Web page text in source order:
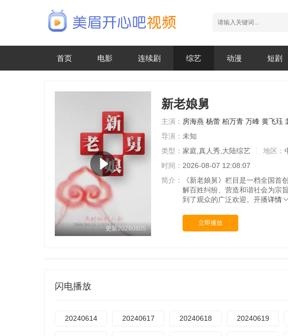
首页 电影 连续剧 综艺 动漫 短剧
更新20260805
新老娘舅
主演： 房海燕 杨蕾 柏万青 万峰 黄飞珏
导演： 未知
类型： 家庭,真人秀,大陆综艺 地区：
时间： 2026-08-07 12:08:07
简介：
《新老娘舅》栏目是一档全国首
解百姓纠纷、营造和谐社会为宗
到了观众的广泛欢迎。开播详情
立即播放
闪电播放
20240614 20240617 20240618 20240619